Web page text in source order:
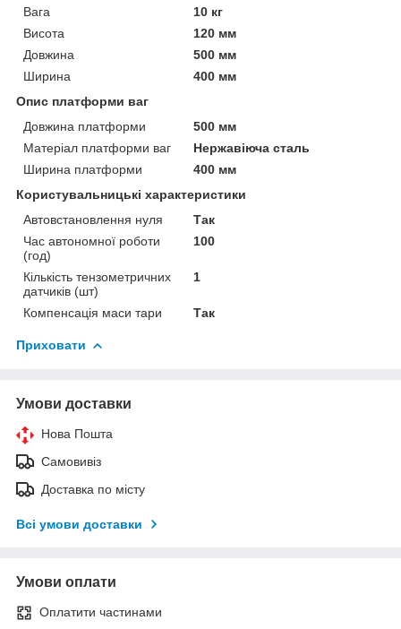
Вага
10 кг
Висота
120 мм
Довжина
500 мм
Ширина
400 мм
Опис платформи ваг
Довжина платформи
500 мм
Матеріал платформи ваг
Нержавіюча сталь
Ширина платформи
400 мм
Користувальницькі характеристики
Автовстановлення нуля
Так
Час автономної роботи
(год)
100
Кількість тензометричних
датчиків (шт)
1
Компенсація маси тари Так
Приховати
Умови доставки
Нова Пошта
Самовивіз
Доставка по місту
Всі умови доставки
Умови оплати
Оплатити частинами